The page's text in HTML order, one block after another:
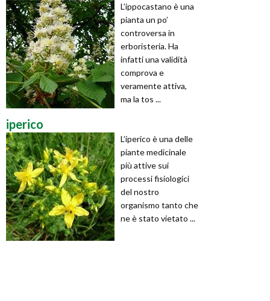
L’ippocastano è una
pianta un po’
controversa in
erboristeria. Ha
infatti una validità
comprova e
veramente attiva,
ma la tos ...
iperico
L’iperico è una delle
piante medicinale
più attive sui
processi fisiologici
del nostro
organismo tanto che
ne è stato vietato ...